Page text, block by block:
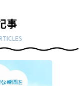
事